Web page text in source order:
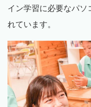
イン学習に必要なパソ
れています。